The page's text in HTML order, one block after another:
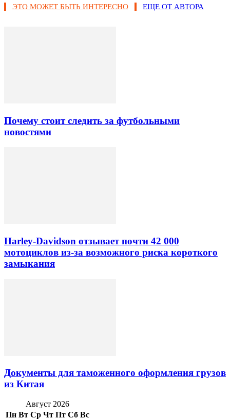
ЭТО МОЖЕТ БЫТЬ ИНТЕРЕСНО ЕЩЕ ОТ АВТОРА
Почему стоит следить за футбольными
новостями
Harley-Davidson отзывает почти 42 000
мотоциклов из-за возможного риска короткого
замыкания
Документы для таможенного оформления грузов
из Китая
Август 2026
Пн Вт Ср Чт Пт Сб Вс